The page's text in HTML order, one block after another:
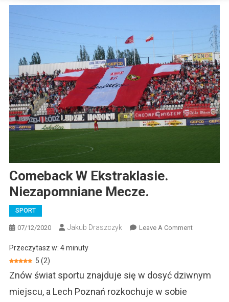
Comeback W Ekstraklasie.
Niezapomniane Mecze.
SPORT
07/12/2020 Jakub Draszczyk Leave A CommentOn
Przeczytasz w: 4minuty
5 (2)
Znów świat sportu znajduje się w dosyć dziwnym
miejscu, a Lech Poznań rozkochuje w sobie